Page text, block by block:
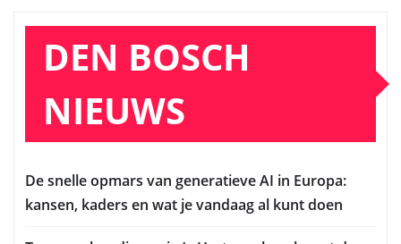
DEN BOSCH
NIEUWS
De snelle opmars van generatieve AI in Europa:
kansen, kaders en wat je vandaag al kunt doen